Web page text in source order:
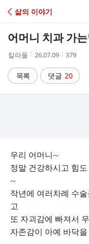
C
A
삶의 이야기
어머니 치과 가
작
자
칼라풀
작
시
간
26.07.09
조
수
379
목록 댓글 20
우리 어머니~
정말 건강하시고 힘
~
작년에 여러차례 수
고
또 자괴감에 빠져서
자존감이 아예 바닥